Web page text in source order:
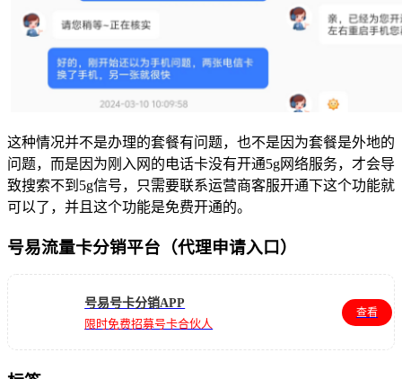
这种情况并不是办理的套餐有问题，也不是因为套餐是外地的
问题，而是因为刚入网的电话卡没有开通5g网络服务，才会导
致搜索不到5g信号，只需要联系运营商客服开通下这个功能就
可以了，并且这个功能是免费开通的。
号易流量卡分销平台（代理申请入口）
号易号卡分销APP
限时免费招募号卡合伙人
查看